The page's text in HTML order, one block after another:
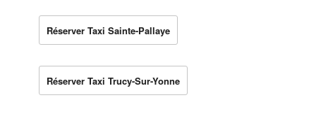
Réserver Taxi Sainte-Pallaye
Réserver Taxi Trucy-Sur-Yonne